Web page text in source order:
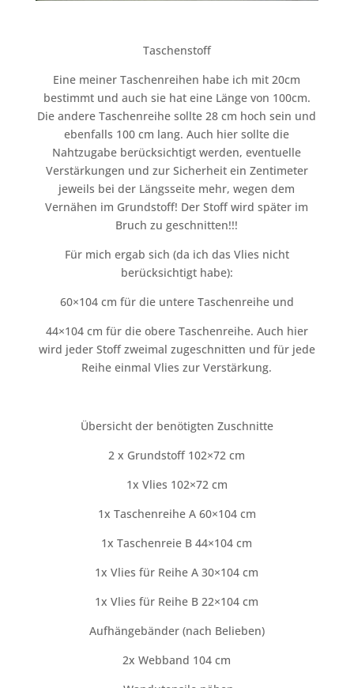
Taschenstoff
Eine meiner Taschenreihen habe ich mit 20cm
bestimmt und auch sie hat eine Länge von 100cm.
Die andere Taschenreihe sollte 28 cm hoch sein und
ebenfalls 100 cm lang. Auch hier sollte die
Nahtzugabe berücksichtigt werden, eventuelle
Verstärkungen und zur Sicherheit ein Zentimeter
jeweils bei der Längsseite mehr, wegen dem
Vernähen im Grundstoff! Der Stoff wird später im
Bruch zu geschnitten!!!
Für mich ergab sich (da ich das Vlies nicht
berücksichtigt habe):
60×104 cm für die untere Taschenreihe und
44×104 cm für die obere Taschenreihe. Auch hier
wird jeder Stoff zweimal zugeschnitten und für jede
Reihe einmal Vlies zur Verstärkung.
Übersicht der benötigten Zuschnitte
2 x Grundstoff 102×72 cm
1x Vlies 102×72 cm
1x Taschenreihe A 60×104 cm
1x Taschenreie B 44×104 cm
1x Vlies für Reihe A 30×104 cm
1x Vlies für Reihe B 22×104 cm
Aufhängebänder (nach Belieben)
2x Webband 104 cm